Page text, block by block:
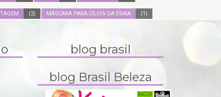
(2) MÁSCARA PARA CÍLIOS DA ÉSIKA (1)
blog brasil
blog Brasil Beleza